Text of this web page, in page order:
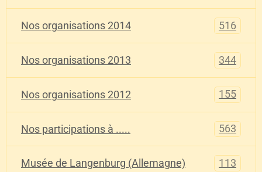
Nos organisations 2014 516
Nos organisations 2013 344
Nos organisations 2012 155
Nos participations à ..... 563
Musée de Langenburg (Allemagne) 113